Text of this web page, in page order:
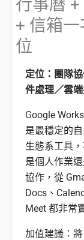
行事曆 +
+ 信箱一
位
定位：團隊
件處理／雲
Google
是最穩定的
生態系工具
是個人作業
協作，從
Docs、
Meet 都非常
加值建議：將